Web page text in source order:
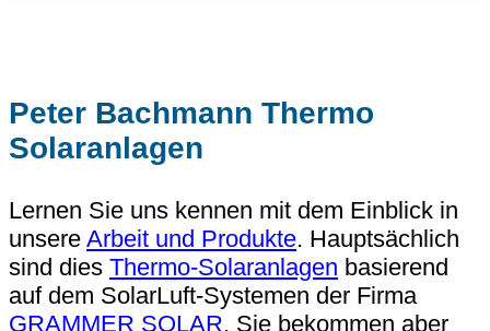
Peter Bachmann Thermo
Solaranlagen
Lernen Sie uns kennen mit dem Einblick in
unsere Arbeit und Produkte. Hauptsächlich
sind dies Thermo-Solaranlagen basierend
auf dem SolarLuft-Systemen der Firma
GRAMMER SOLAR. Sie bekommen aber